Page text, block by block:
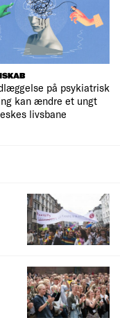
på psykiatrisk
kan ændre et ungt
livsbane